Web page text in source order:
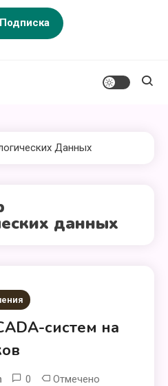
Подписка
Данных
данных
систем на
0 Отмечено